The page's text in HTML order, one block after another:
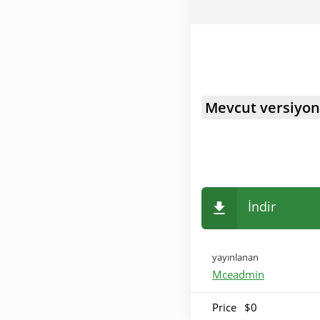
Mevcut
İndir
yayınlanan
Mceadmin
Price $0